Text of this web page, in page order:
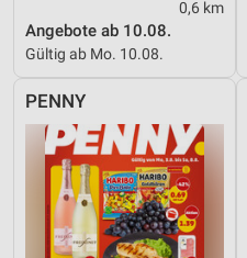
0,6 km
Angebote ab 10.08.
Gültig ab Mo. 10.08.
PENNY